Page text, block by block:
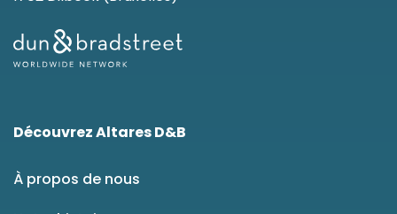
Découvrez Altares D&B
À propos de nous